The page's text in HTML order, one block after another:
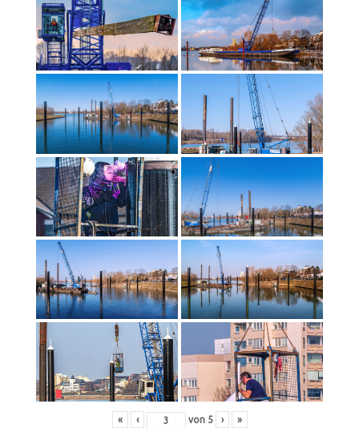
« ‹ von 5 › »